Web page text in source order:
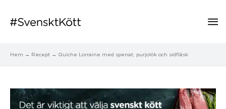
Hem Recept Quiche Lorraine med spenat, purjolök och sidfläsk